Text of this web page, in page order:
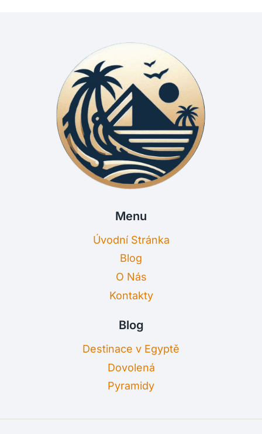
Menu
Úvodní Stránka
Blog
O Nás
Kontakty
Blog
Destinace v Egyptě
Dovolená
Pyramidy